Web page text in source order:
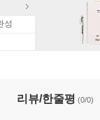
성
1
리뷰/한줄평 (0/0)